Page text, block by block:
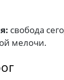
свобода
мелочи.